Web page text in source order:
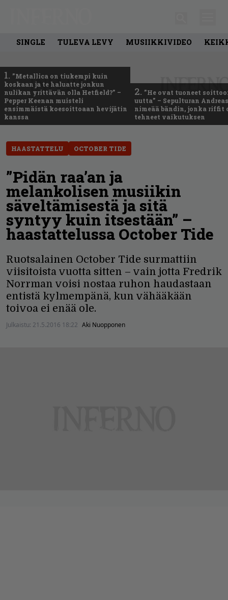
SINGLE TULEVA LEVY MUSIIKKIVIDEO
1. ”Metallica on tiukempi kuin
koskaan ja te haluatte jonkun
nulikan yrittävän olla Hetfield?” –
Pepper Keenan muisteli
ensimmäistä koesoittoaan hevijätin
kanssa
2. ”He ovat tuoneet
uutta” – Sepulturan
nimeää bändin, jonka riffit
tehneet vaikutuksen
HAASTATTELU OCTOBER TIDE
”Pidän raa’an ja
melankolisen musiikin
säveltämisestä ja sitä
syntyy kuin itsestään” –
haastattelussa October Tide
Ruotsalainen October Tide surmattiin
viisitoista vuotta sitten – vain jotta Fredrik
Norrman voisi nostaa ruhon haudastaan
entistä kylmempänä, kun vähääkään
toivoa ei enää ole.
Julkaistu: 21.5.2016 18:22 Aki Nuopponen